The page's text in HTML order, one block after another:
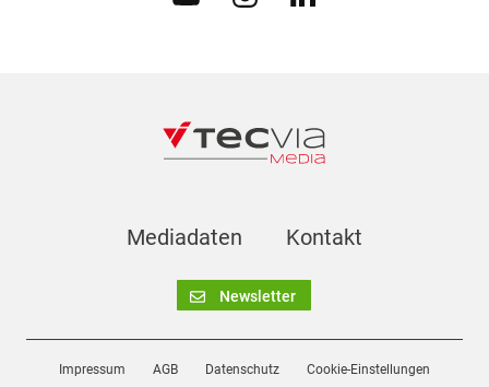
Mediadaten Kontakt
Newsletter
Impressum AGB Datenschutz Cookie-Einstellungen